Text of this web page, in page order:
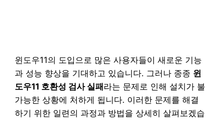
윈도우11의 도입으로 많은 사용자들이 새로운 기능
과 성능 향상을 기대하고 있습니다. 그러나 종종 윈
도우11 호환성 검사 실패 라는 문제로 인해 설치가 불
가능한 상황에 처하게 됩니다. 이러한 문제를 해결
하기 위한 일련의 과정과 방법을 상세히 살펴보겠습